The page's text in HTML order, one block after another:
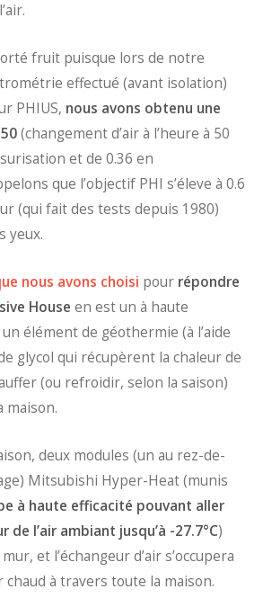
fruit puisque lors de notre
effectué (avant isolation)
PHIUS, nous avons obtenu une
(changement d’air à l’heure à 50
et de 0.36 en
que l’objectif PHI s’éleve à 0.6
(qui fait des tests depuis 1980)
yeux.
nous avons choisi pour répondre
House en est un à haute
élément de géothermie (à l’aide
glycol qui récupèrent la chaleur de
(ou refroidir, selon la saison)
maison.
deux modules (un au rez-de-
Mitsubishi Hyper-Heat (munis
à haute efficacité pouvant aller
de l’air ambiant jusqu’à -27.7°C)
et l’échangeur d’air s’occupera
à travers toute la maison.